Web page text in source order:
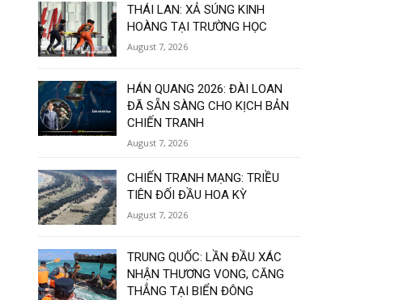
THÁI LAN: XẢ SÚNG KINH
HOÀNG TẠI TRƯỜNG HỌC
August 7, 2026
HÁN QUANG 2026: ĐÀI LOAN
ĐÃ SẴN SÀNG CHO KỊCH BẢN
CHIẾN TRANH
August 7, 2026
CHIẾN TRANH MẠNG: TRIỀU
TIÊN ĐỐI ĐẦU HOA KỲ
August 7, 2026
TRUNG QUỐC: LẦN ĐẦU XÁC
NHẬN THƯƠNG VONG, CĂNG
THẲNG TẠI BIỂN ĐÔNG